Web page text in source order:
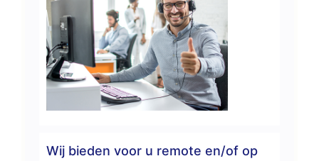
Wij bieden voor u remote en/of op